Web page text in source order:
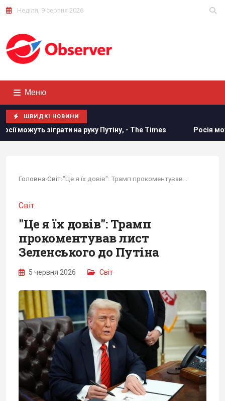
Неділя, 9 серпня 2026
Меню
ШВИДКІ НОВИНИ
на руку Путіну, - The Times Росія може
Головна›Світ›
Світ
"Це я їх довів": Трамп
прокоментував лист
Зеленського до Путіна
5 червня 2026 Світ